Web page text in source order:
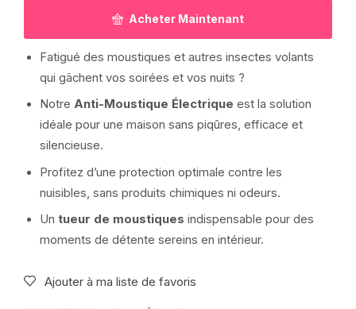
Acheter Maintenant
Fatigué des moustiques et autres insectes volants
qui gâchent vos soirées et vos nuits ?
Notre Anti-Moustique Électrique est la solution
idéale pour une maison sans piqûres, efficace et
silencieuse.
Profitez d’une protection optimale contre les
nuisibles, sans produits chimiques ni odeurs.
Un tueur de moustiques indispensable pour des
moments de détente sereins en intérieur.
Ajouter à ma liste de favoris